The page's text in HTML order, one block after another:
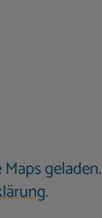
geladen.
.